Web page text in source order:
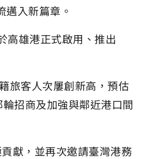
入新篇章。
高雄港正式啟用、推出
旅客人次屢創新高，預估
招商及加強與鄰近港口間
獻，並再次邀請臺灣港務